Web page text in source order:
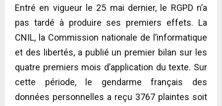
Entré en vigueur le 25 mai dernier, le RGPD n’a
pas tardé à produire ses premiers effets. La
CNIL, la Commission nationale de l’informatique
et des libertés, a publié un premier bilan sur les
quatre premiers mois d’application du texte. Sur
cette période, le gendarme français des
données personnelles a reçu 3767 plaintes soit